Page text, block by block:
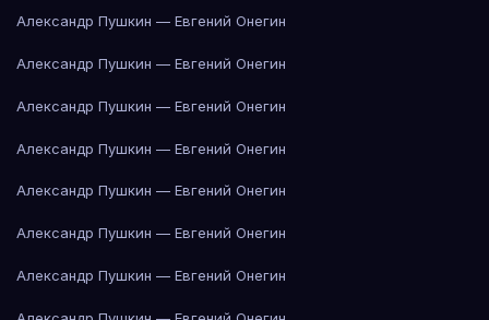
Александр Пушкин — Евгений Онегин
Александр Пушкин — Евгений Онегин
Александр Пушкин — Евгений Онегин
Александр Пушкин — Евгений Онегин
Александр Пушкин — Евгений Онегин
Александр Пушкин — Евгений Онегин
Александр Пушкин — Евгений Онегин